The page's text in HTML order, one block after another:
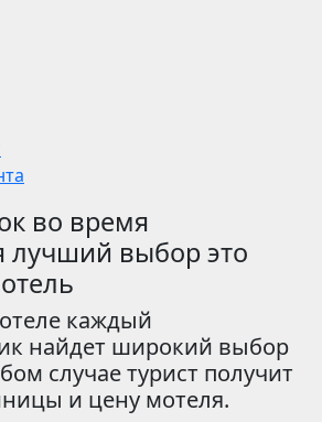
во время
лучший выбор это
каждый
найдет широкий выбор
случае турист получит
и цену мотеля.